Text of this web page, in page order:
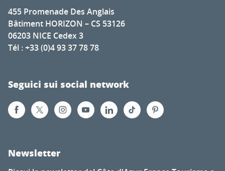
455 Promenade Des Anglais
Bâtiment HORIZON – CS 53126
06203 NICE Cedex 3
Tél : +33 (0)4 93 37 78 78
Seguici sui social network
Newsletter